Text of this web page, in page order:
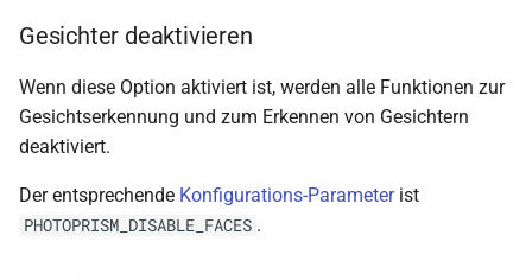
Gesichter deaktivieren
Wenn diese Option aktiviert ist, werden alle Funktionen zur
Gesichts­erkennung und zum Erkennen von Gesichtern
deaktiviert.
Der entsprechende Konfigurations-Parameterist
PHOTOPRISM_DISABLE_FACES .